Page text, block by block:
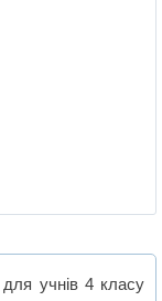
учнів 4 класу